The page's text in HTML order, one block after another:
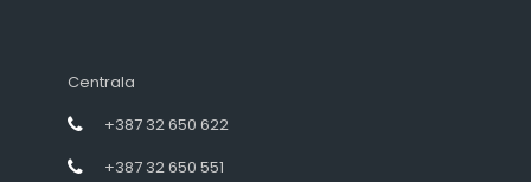
Centrala
+387 32 650 622
+387 32 650 551